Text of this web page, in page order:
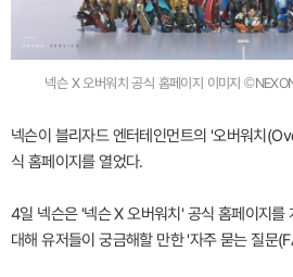
넥슨 X 오버워치 공식 홈페이지 이미지
넥슨이 블리자드 엔터테인먼트의 '오버워치
식 홈페이지를 열었다.
4일 넥슨은 '넥슨 X 오버워치' 공식 홈페이지를
대해 유저들이 궁금해할 만한 '자주 묻는 질문